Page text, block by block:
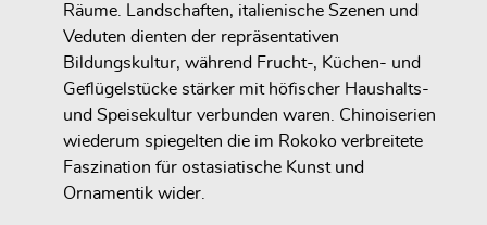
Räume. Landschaften, italienische Szenen und
Veduten dienten der repräsentativen
Bildungskultur, während Frucht-, Küchen- und
Geflügelstücke stärker mit höfischer Haushalts-
und Speisekultur verbunden waren. Chinoiserien
wiederum spiegelten die im Rokoko verbreitete
Faszination für ostasiatische Kunst und
Ornamentik wider.